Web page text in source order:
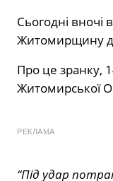
Сьогодні вночі
Житомирщину
Про це зранку,
Житомирської
РЕКЛАМА
“Під удар